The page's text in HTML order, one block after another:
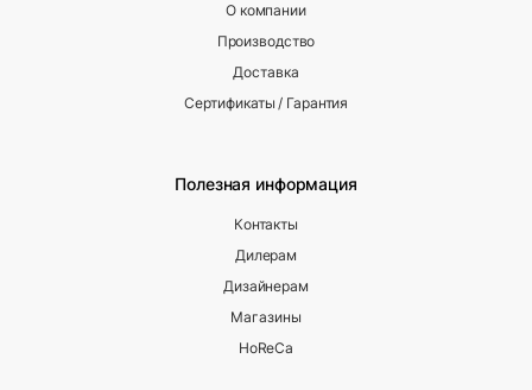
О компании
Производство
Доставка
Сертификаты / Гарантия
Полезная информация
Контакты
Дилерам
Дизайнерам
Магазины
HoReCa